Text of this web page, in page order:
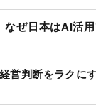
なぜ日本はAI活
営判断をラクに